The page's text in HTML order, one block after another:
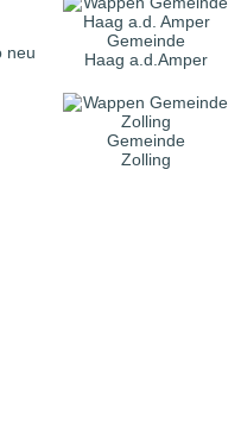
Gemeinde
Haag a.d.Amper
Gemeinde
Zolling